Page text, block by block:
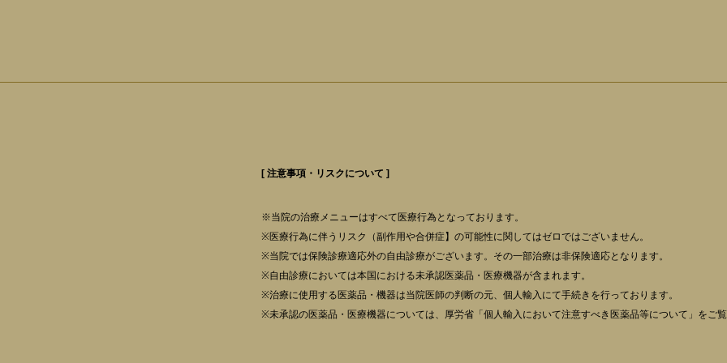
[ 注意事項・リスクについて ]
※当院の治療メニューはすべて医療行為となっております。
※医療行為に伴うリスク（副作用や合併症】の可能性に関してはゼロではございません。
※当院では保険診療適応外の自由診療がございます。その一部治療は非保険適応となります。
※自由診療においては本国における未承認医薬品・医療機器が含まれます。
※治療に使用する医薬品・機器は当院医師の判断の元、個人輸入にて手続きを行っております。
※未承認の医薬品・医療機器については、厚労省「個人輸入において注意すべき医薬品等について」をご覧